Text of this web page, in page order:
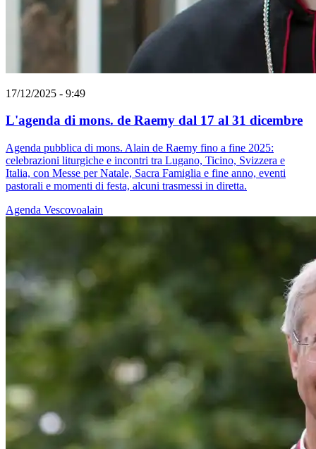
17/12/2025 - 9:49
L'agenda di mons. de Raemy dal 17 al 31 dicembre
Agenda pubblica di mons. Alain de Raemy fino a fine 2025:
celebrazioni liturgiche e incontri tra Lugano, Ticino, Svizzera e
Italia, con Messe per Natale, Sacra Famiglia e fine anno, eventi
pastorali e momenti di festa, alcuni trasmessi in diretta.
Agenda Vescovoalain